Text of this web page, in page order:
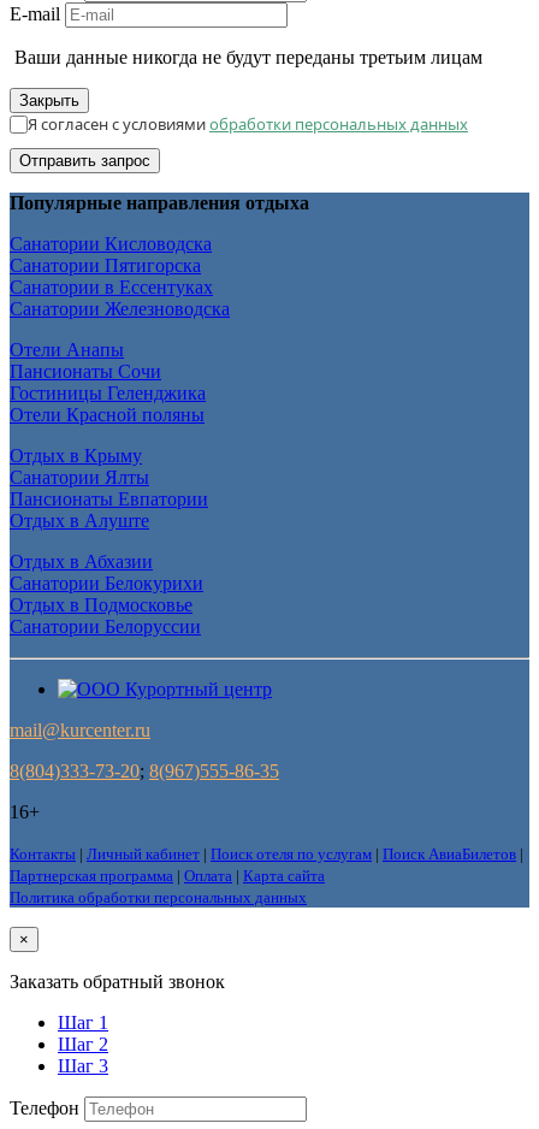
E-mail
Ваши данные никогда не будут переданы третьим лицам
Закрыть
Я согласен с условиямиобработки персональных данных
Отправить запрос
Популярные направления отдыха
Санатории Кисловодска
Санатории Пятигорска
Санатории в Ессентуках
Санатории Железноводска
Отели Анапы
Пансионаты Сочи
Гостиницы Геленджика
Отели Красной поляны
Отдых в Крыму
Санатории Ялты
Пансионаты Евпатории
Отдых в Алуште
Отдых в Абхазии
Санатории Белокурихи
Отдых в Подмосковье
Санатории Белоруссии
mail@kurcenter.ru
8(804)333-73-20; 8(967)555-86-35
16+
Контакты | Личный кабинет | Поиск отеля по услугам | Поиск АвиаБилетов |
Партнерская программа | Оплата | Карта сайта
Политика обработки персональных данных
×
Заказать обратный звонок
Шаг 1
Шаг 2
Шаг 3
Телефон